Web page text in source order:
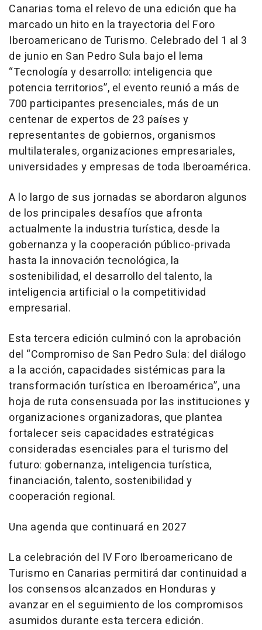
Canarias toma el relevo de una edición que ha
marcado un hito en la trayectoria del Foro
Iberoamericano de Turismo. Celebrado del 1 al 3
de junio en San Pedro Sula bajo el lema
“Tecnología y desarrollo: inteligencia que
potencia territorios”, el evento reunió a más de
700 participantes presenciales, más de un
centenar de expertos de 23 países y
representantes de gobiernos, organismos
multilaterales, organizaciones empresariales,
universidades y empresas de toda Iberoamérica.
A lo largo de sus jornadas se abordaron algunos
de los principales desafíos que afronta
actualmente la industria turística, desde la
gobernanza y la cooperación público-privada
hasta la innovación tecnológica, la
sostenibilidad, el desarrollo del talento, la
inteligencia artificial o la competitividad
empresarial.
Esta tercera edición culminó con la aprobación
del “Compromiso de San Pedro Sula: del diálogo
a la acción, capacidades sistémicas para la
transformación turística en Iberoamérica”, una
hoja de ruta consensuada por las instituciones y
organizaciones organizadoras, que plantea
fortalecer seis capacidades estratégicas
consideradas esenciales para el turismo del
futuro: gobernanza, inteligencia turística,
financiación, talento, sostenibilidad y
cooperación regional.
Una agenda que continuará en 2027
La celebración del IV Foro Iberoamericano de
Turismo en Canarias permitirá dar continuidad a
los consensos alcanzados en Honduras y
avanzar en el seguimiento de los compromisos
asumidos durante esta tercera edición.